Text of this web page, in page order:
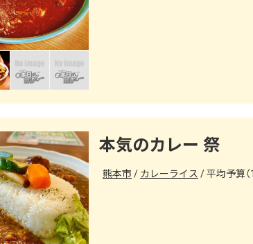
本気のカレー 祭
熊本市 カレーライス 平均予算（